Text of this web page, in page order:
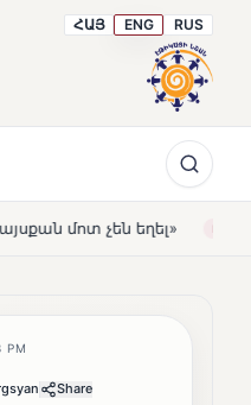
ՀԱՅ ENG RUS
եղել» HOT
PM
Share